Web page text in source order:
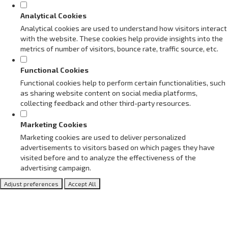
Analytical Cookies
Analytical cookies are used to understand how visitors interact
with the website. These cookies help provide insights into the
metrics of number of visitors, bounce rate, traffic source, etc.
Functional Cookies
Functional cookies help to perform certain functionalities, such
as sharing website content on social media platforms,
collecting feedback and other third-party resources.
Marketing Cookies
Marketing cookies are used to deliver personalized
advertisements to visitors based on which pages they have
visited before and to analyze the effectiveness of the
advertising campaign.
Adjust preferences Accept All